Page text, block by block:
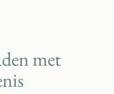
met